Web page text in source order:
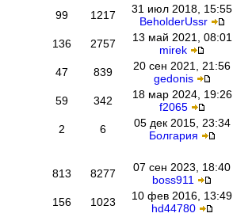
99 1217
31 июл 2018, 15:55
BeholderUssr
136 2757
13 май 2021, 08:01
mirek
47 839
20 сен 2021, 21:56
gedonis
59 342
18 мар 2024, 19:26
f2065
2 6
05 дек 2015, 23:34
Болгария
813 8277
07 сен 2023, 18:40
boss911
156 1023
10 фев 2016, 13:49
hd44780